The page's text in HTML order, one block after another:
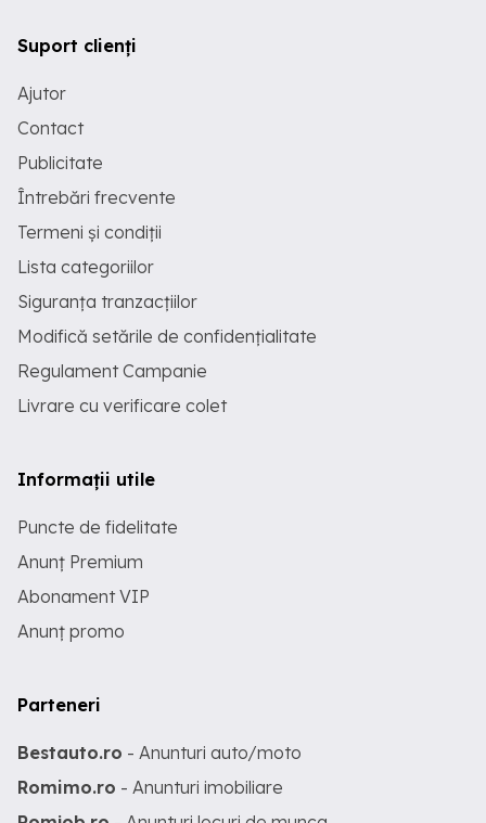
Suport clienți
Ajutor
Contact
Publicitate
Întrebări frecvente
Termeni și condiții
Lista categoriilor
Siguranța tranzacțiilor
Modifică setările de confidențialitate
Regulament Campanie
Livrare cu verificare colet
Informații utile
Puncte de fidelitate
Anunț Premium
Abonament VIP
Anunț promo
Parteneri
Bestauto.ro - Anunturi auto/moto
Romimo.ro - Anunturi imobiliare